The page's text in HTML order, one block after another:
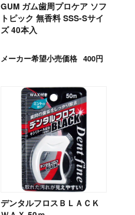
GUM ガム歯周プロケア ソフ
トピック 無香料 SSS-Sサイ
ズ 40本入
メーカー希望小売価格 400円
デンタルフロスＢＬＡＣＫ